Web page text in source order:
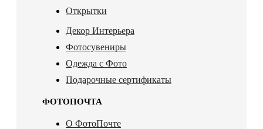
Открытки
Декор Интерьера
Фотосувениры
Одежда с Фото
Подарочные сертификаты
ФОТОПОЧТА
О ФотоПочте